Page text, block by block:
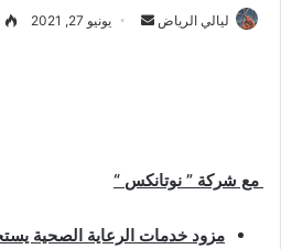
ليالي الرياض
ي
ا
يونيو 27, 2021
مع شركة ” نوتانكس “
مزود خدمات الرعاية الصحية